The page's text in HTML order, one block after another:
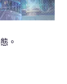
。